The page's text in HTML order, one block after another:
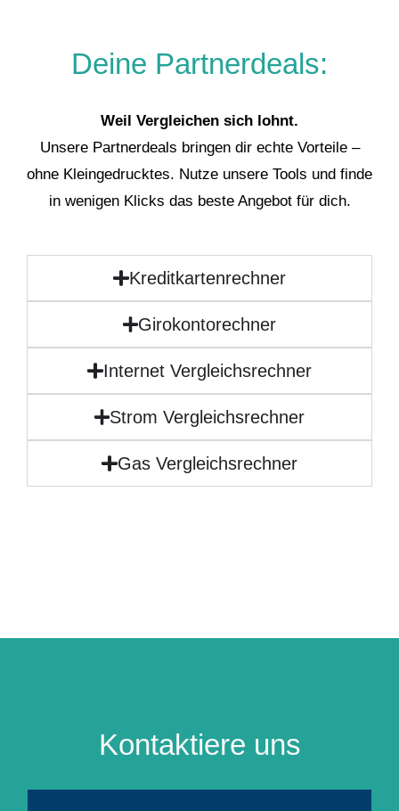
Deine Partnerdeals:
Weil Vergleichen sich lohnt.
Unsere Partnerdeals bringen dir echte Vorteile –
ohne Kleingedrucktes. Nutze unsere Tools und finde
in wenigen Klicks das beste Angebot für dich.
Kreditkartenrechner
Girokontorechner
Internet Vergleichsrechner
Strom Vergleichsrechner
Gas Vergleichsrechner
Kontaktiere uns